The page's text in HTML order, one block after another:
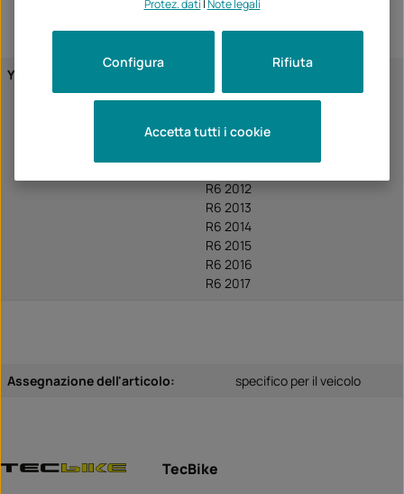
Yamaha
R6 2007
R6 2009
R6 2012
R6 2013
R6 2014
R6 2015
R6 2016
R6 2017
Assegnazione dell'articolo: specifico per il veicolo
TecBike
Protez. dati |Note legali
Rifiuta
Configura
Accetta tutti i cookie